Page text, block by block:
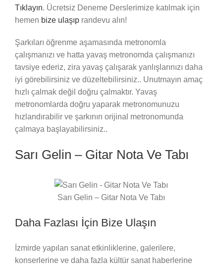
Tıklayın. Ücretsiz Deneme Derslerimize katılmak için
hemen bize ulaşıprandevu alın!
Şarkıları öğrenme aşamasında metronomla
çalışmanızı ve hatta yavaş metronomda çalışmanızı
tavsiye ederiz, zira yavaş çalışarak yanlışlarınızı daha
iyi görebilirsiniz ve düzeltebilirsiniz.. Unutmayın amaç
hızlı çalmak değil doğru çalmaktır. Yavaş
metronomlarda doğru yaparak metronomunuzu
hızlandırabilir ve şarkının orijinal metronomunda
çalmaya başlayabilirsiniz..
Sarı Gelin – Gitar Nota Ve Tabı
Sarı Gelin – Gitar Nota Ve Tabı
Daha Fazlası İçin Bize Ulaşın
İzmirde yapılan sanat etkinliklerine, galerilere,
konserlerine ve daha fazla kültür sanat haberlerine